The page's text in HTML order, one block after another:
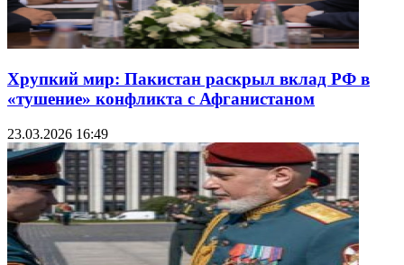
Хрупкий мир: Пакистан раскрыл вклад РФ в
«тушение» конфликта с Афганистаном
23.03.2026 16:49